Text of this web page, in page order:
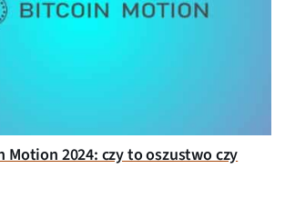
Motion 2024: czy to oszustwo czy